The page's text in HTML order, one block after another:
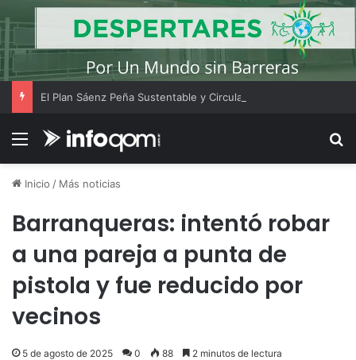
Menú
Inicio / Más noticias
Barranqueras: intentó robar
a una pareja a punta de
pistola y fue reducido por
vecinos
5 de agosto de 2025 0 88 2 minutos de lectura